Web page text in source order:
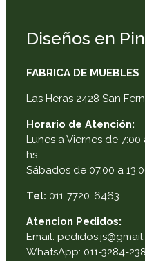
Diseños en
FABRICA DE MUEBLES
Las Heras 2428 San
Horario de Atención:
Lunes a Viernes de 7:00
hs.
Sábados de 07.00 a
Tel: 011-7720-6463
Atencion Pedidos:
Email:
WhatsApp: 011-3284-